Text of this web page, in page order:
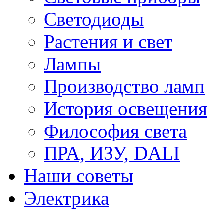
Светодиоды
Растения и свет
Лампы
Производство ламп
История освещения
Философия света
ПРА, ИЗУ, DALI
Наши советы
Электрика